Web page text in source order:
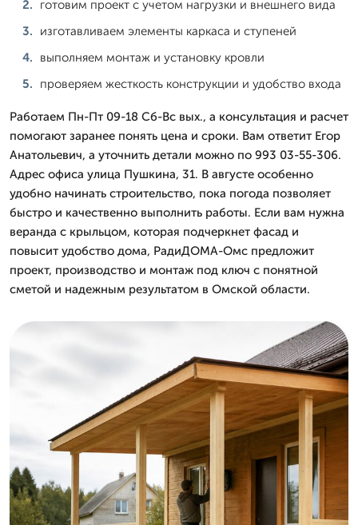
готовим проект с учетом нагрузки и внешнего вида
изготавливаем элементы каркаса и ступеней
выполняем монтаж и установку кровли
проверяем жесткость конструкции и удобство входа
Работаем Пн-Пт 09-18 Сб-Вс вых., а консультация и расчет
помогают заранее понять цена и сроки. Вам ответит Егор
Анатольевич, а уточнить детали можно по 993 03-55-306.
Адрес офиса улица Пушкина, 31. В августе особенно
удобно начинать строительство, пока погода позволяет
быстро и качественно выполнить работы. Если вам нужна
веранда с крыльцом, которая подчеркнет фасад и
повысит удобство дома, РадиДОМА-Омс предложит
проект, производство и монтаж под ключ с понятной
сметой и надежным результатом в Омской области.